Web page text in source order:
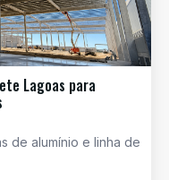
Lagoas para
de alumínio e linha de